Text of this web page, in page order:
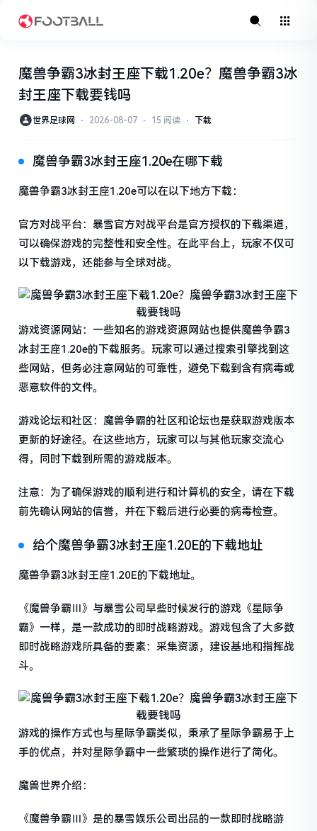
魔兽争霸3冰封王座下载1.20e？魔兽争霸3冰
封王座下载要钱吗
世界足球网 ⋅ 2026-08-07 ⋅ 15 阅读 ⋅ 下载
魔兽争霸3冰封王座1.20e在哪下载
魔兽争霸3冰封王座1.20e可以在以下地方下载：
官方对战平台：暴雪官方对战平台是官方授权的下载渠道，
可以确保游戏的完整性和安全性。在此平台上，玩家不仅可
以下载游戏，还能参与全球对战。
游戏资源网站：一些知名的游戏资源网站也提供魔兽争霸3
冰封王座1.20e的下载服务。玩家可以通过搜索引擎找到这
些网站，但务必注意网站的可靠性，避免下载到含有病毒或
恶意软件的文件。
游戏论坛和社区：魔兽争霸的社区和论坛也是获取游戏版本
更新的好途径。在这些地方，玩家可以与其他玩家交流心
得，同时下载到所需的游戏版本。
注意：为了确保游戏的顺利进行和计算机的安全，请在下载
前先确认网站的信誉，并在下载后进行必要的病毒检查。
给个魔兽争霸3冰封王座1.20E的下载地址
魔兽争霸3冰封王座1.20E的下载地址。
《魔兽争霸Ⅲ》与暴雪公司早些时候发行的游戏《星际争
霸》一样，是一款成功的即时战略游戏。游戏包含了大多数
即时战略游戏所具备的要素：采集资源，建设基地和指挥战
斗。
游戏的操作方式也与星际争霸类似，秉承了星际争霸易于上
手的优点，并对星际争霸中一些繁琐的操作进行了简化。
魔兽世界介绍：
《魔兽争霸Ⅲ》是的暴雪娱乐公司出品的一款即时战略游